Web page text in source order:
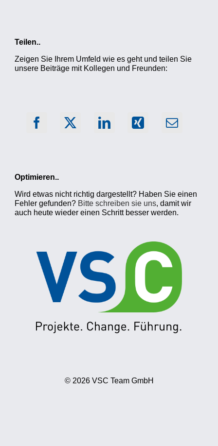
Teilen..
Zeigen Sie Ihrem Umfeld wie es geht und teilen Sie
unsere Beiträge mit Kollegen und Freunden:
Optimieren..
Wird etwas nicht richtig dargestellt? Haben Sie einen
Fehler gefunden? Bitte schreiben sie uns, damit wir
auch heute wieder einen Schritt besser werden.
© 2026 VSC Team GmbH